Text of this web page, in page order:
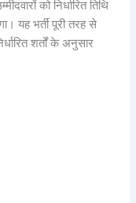
को निर्धारित तिथि
यह भर्ती पूरी तरह से
शर्तों के अनुसार